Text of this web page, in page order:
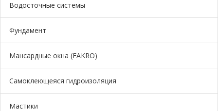
Водосточные системы
Фундамент
Мансардные окна (FAKRO)
Самоклеющеяся гидроизоляция
Мастики